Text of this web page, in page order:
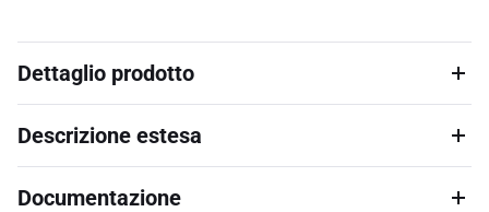
Dettaglio prodotto
Descrizione estesa
Documentazione